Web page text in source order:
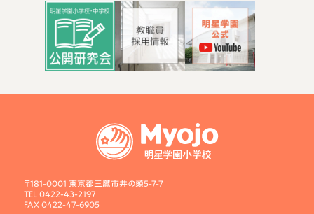
〒181-0001 東京都三鷹市井の頭5-7-7
TEL 0422-43-2197
FAX 0422-47-6905